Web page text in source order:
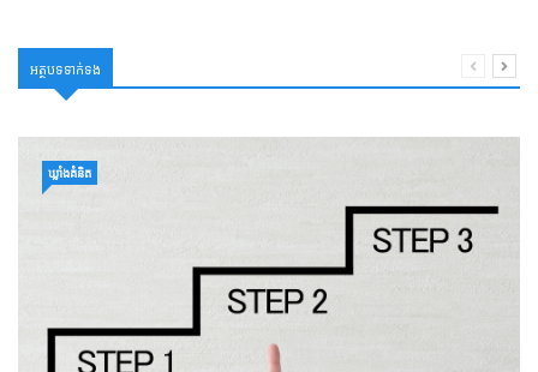
អត្ថបទទាក់ទង
ឃ្លាំង​គំនិត